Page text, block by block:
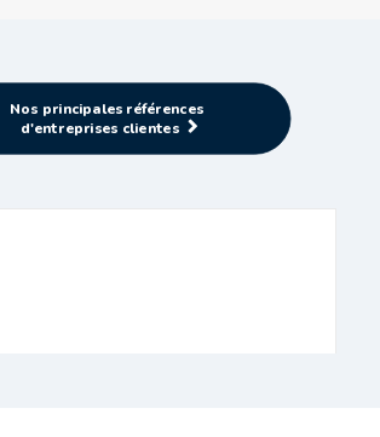
Nos principales références
d'entreprises clientes